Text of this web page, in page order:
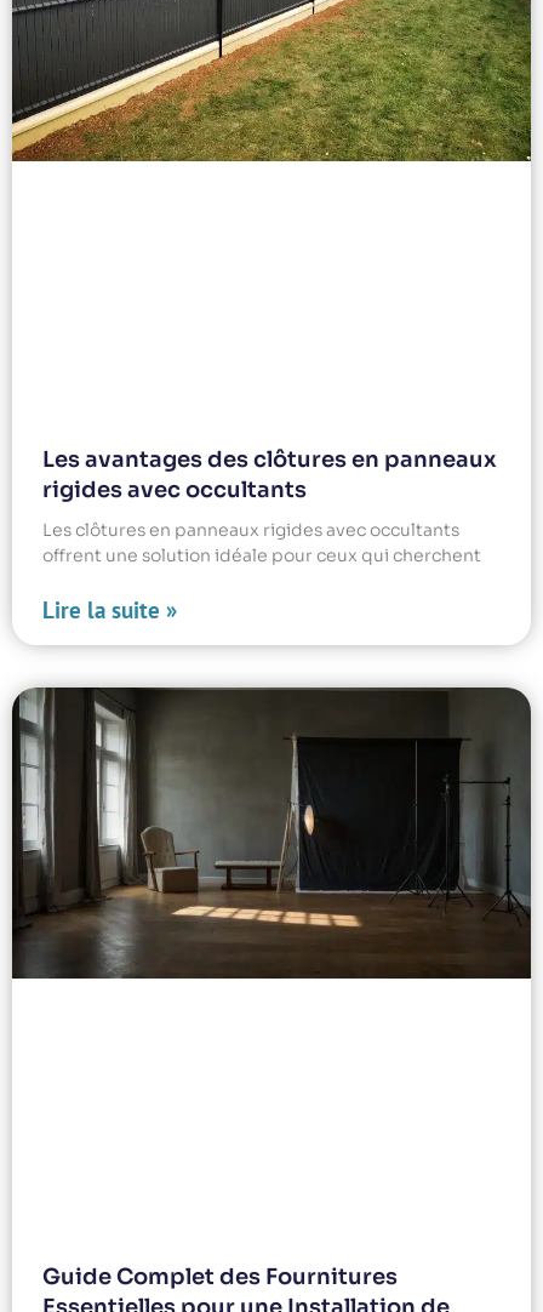
Les avantages des clôtures en panneaux
rigides avec occultants
Les clôtures en panneaux rigides avec occultants
offrent une solution idéale pour ceux qui cherchent
Lire la suite »
Guide Complet des Fournitures